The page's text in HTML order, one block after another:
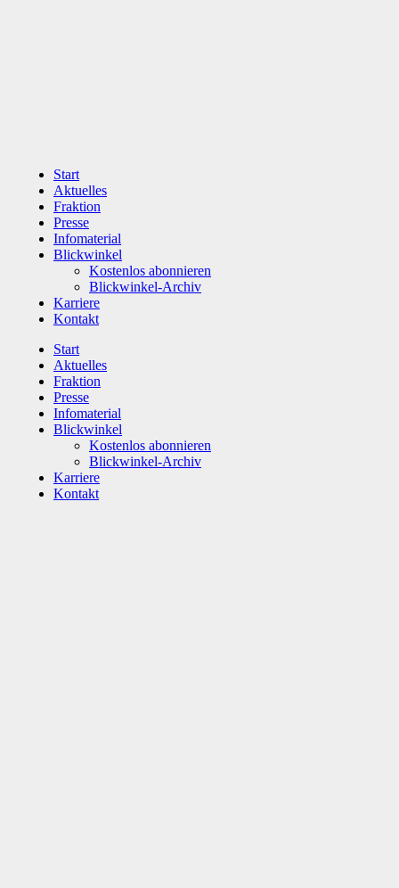
Start
Aktuelles
Fraktion
Presse
Infomaterial
Blickwinkel
Kostenlos abonnieren
Blickwinkel-Archiv
Karriere
Kontakt
Start
Aktuelles
Fraktion
Presse
Infomaterial
Blickwinkel
Kostenlos abonnieren
Blickwinkel-Archiv
Karriere
Kontakt